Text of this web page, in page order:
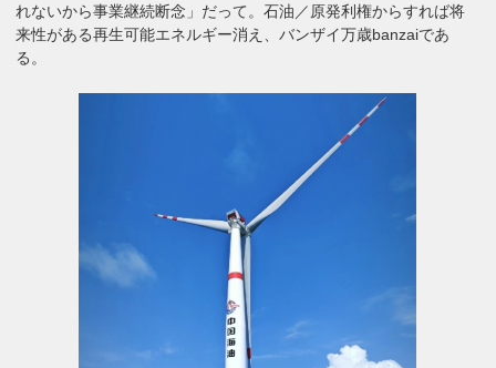
れないから事業継続断念」だって。石油／原発利権からすれば将
来性がある再生可能エネルギー消え、バンザイ万歳banzaiであ
る。